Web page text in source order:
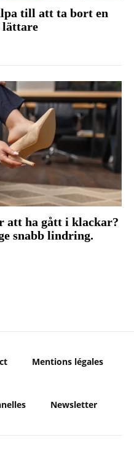
till att ta bort en
att ha gått i klackar?
snabb lindring.
Mentions légales
Newsletter